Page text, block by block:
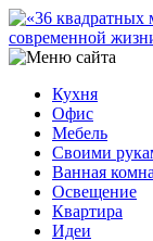
Кухня
Офис
Мебель
Своими
Ванная
Освещение
Квартира
Идеи